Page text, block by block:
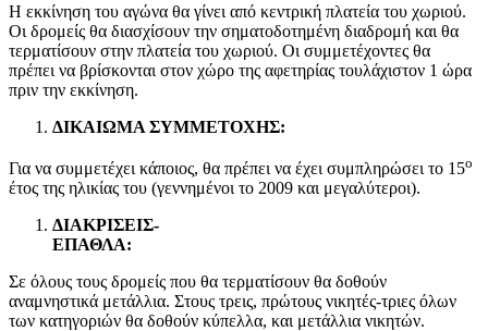
Η εκκίνηση του αγώνα θα γίνει από κεντρική πλατεία του χωριού.
Οι δρομείς θα διασχίσουν την σηματοδοτημένη διαδρομή και θα
τερματίσουν στην πλατεία του χωριού. Οι συμμετέχοντες θα
πρέπει να βρίσκονται στον χώρο της αφετηρίας τουλάχιστον 1 ώρα
πριν την εκκίνηση.
ΔΙΚΑΙΩΜΑ ΣΥΜΜΕΤΟΧΗΣ:
Για να συμμετέχει κάποιος, θα πρέπει να έχει συμπληρώσει το 15ο
έτος της ηλικίας του (γεννημένοι το 2009 και μεγαλύτεροι).
ΔΙΑΚΡΙΣΕΙΣ-
Σε όλους τους δρομείς που θα τερματίσουν θα δοθούν
αναμνηστικά μετάλλια. Στους τρεις, πρώτους νικητές-τριες όλων
των κατηγοριών θα δοθούν κύπελλα, και μετάλλια νικητών.